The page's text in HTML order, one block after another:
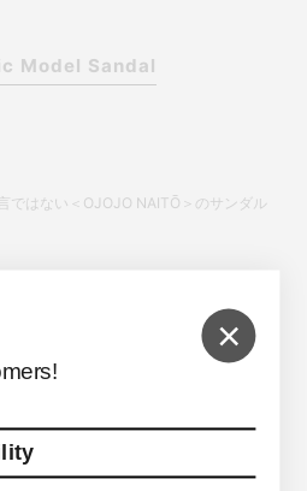
×
Model Sandal
ではない＜OJOJO NAITŌ＞のサンダル
新しい形になります。
モデルとなるこちらは前ツボの特殊ゴム
います。印象的な形の前ツボは指肢にぴ
すい構造にしており、これまでのビーチ
れる」という悩みを大幅に軽減していま